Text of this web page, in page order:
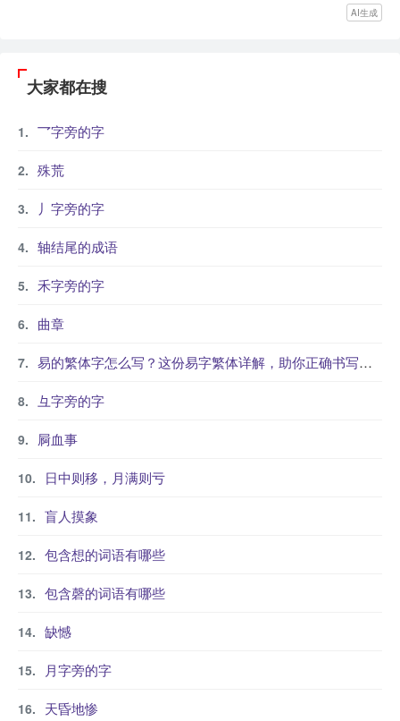
AI生成
大家都在搜
乛字旁的字
殊荒
丿字旁的字
轴结尾的成语
禾字旁的字
曲章
易的繁体字怎么写？这份易字繁体详解，助你正确书写汉字_汉字繁体学习
彑字旁的字
屙血事
日中则移，月满则亏
盲人摸象
包含想的词语有哪些
包含磬的词语有哪些
缺憾
月字旁的字
天昏地惨